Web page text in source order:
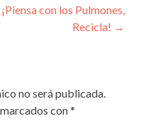
¡Piensa con los Pulmones,
Recicla! →
no será publicada.
con*